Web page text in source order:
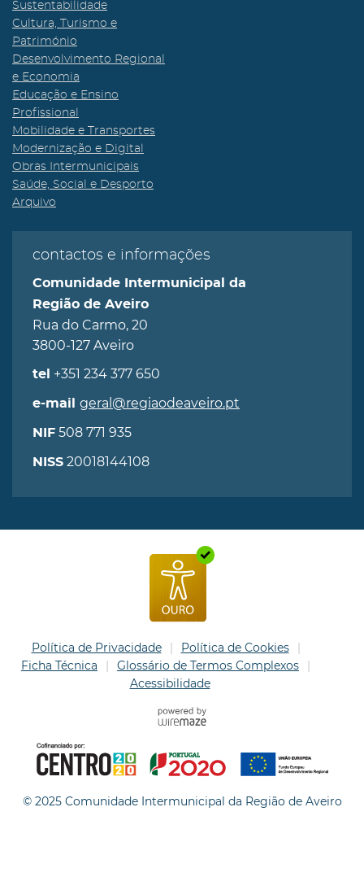
Sustentabilidade
Cultura, Turismo e
Património
Desenvolvimento Regional
e Economia
Educação e Ensino
Profissional
Mobilidade e Transportes
Modernização e Digital
Obras Intermunicipais
Saúde, Social e Desporto
Arquivo
contactos e informações
Comunidade Intermunicipal da
Região de Aveiro
Rua do Carmo, 20
3800-127 Aveiro
tel +351 234 377 650
e-mail geral@regiaodeaveiro.pt
NIF 508 771 935
NISS 20018144108
Política de Privacidade
Política de Cookies
Ficha Técnica
Glossário de Termos Complexos
Acessibilidade
© 2025 Comunidade Intermunicipal da Região de Aveiro